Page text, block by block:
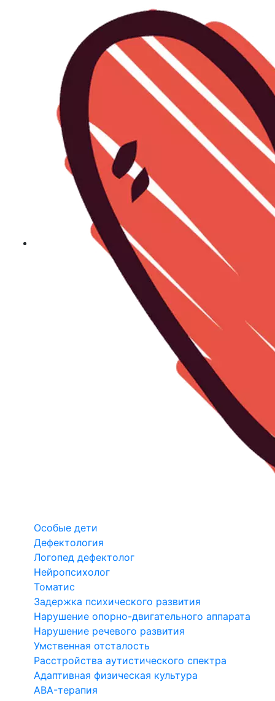
Особые дети
Дефектология
Логопед дефектолог
Нейропсихолог
Томатис
Задержка психического развития
Нарушение опорно-двигательного аппарата
Нарушение речевого развития
Умственная отсталость
Расстройства аутистического спектра
Адаптивная физическая культура
ABA-терапия